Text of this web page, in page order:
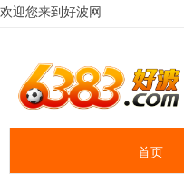
欢迎您来到好波网
首页